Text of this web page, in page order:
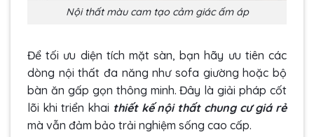
Nội thất màu cam tạo cảm giác ấm áp
Để tối ưu diện tích mặt sàn, bạn hãy ưu tiên các
dòng nội thất đa năng như sofa giường hoặc bộ
bàn ăn gấp gọn thông minh. Đây là giải pháp cốt
lõi khi triển khai thiết kế nội thất chung cư giá rẻ
mà vẫn đảm bảo trải nghiệm sống cao cấp.